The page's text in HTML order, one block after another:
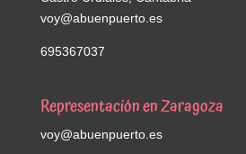
voy@abuenpuerto.es
695367037
Representación en Zaragoza
voy@abuenpuerto.es